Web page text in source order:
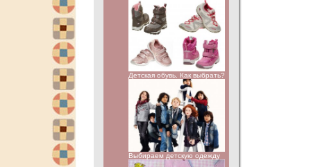
Детская обувь. Как выбрать?
Выбираем детскую одежду